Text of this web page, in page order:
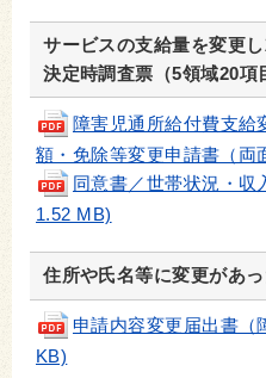
サービスの支給量を変更
決定時調査票（5領域20項
障害児通所給付費支給
額・免除等変更申請書（両
同意書／世帯状況・収
1.52 MB)
住所や氏名等に変更があ
申請内容変更届出書（
KB)